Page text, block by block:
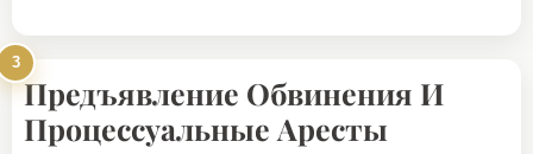
Предъявление Обвинения И
Процессуальные Аресты